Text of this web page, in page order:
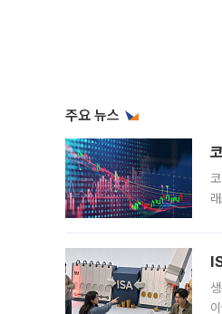
주요 뉴스